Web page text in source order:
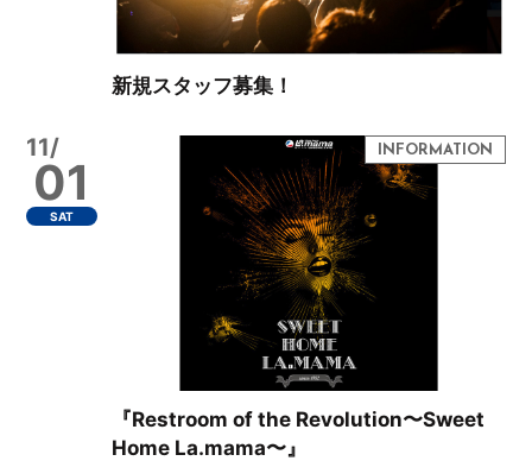
新規スタッフ募集！
11/
01
SAT
『Restroom of the Revolution〜Sweet
Home La.mama〜』